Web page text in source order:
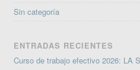
Sin categoría
ENTRADAS RECIENTES
Curso de trabajo efectivo 2026: LA